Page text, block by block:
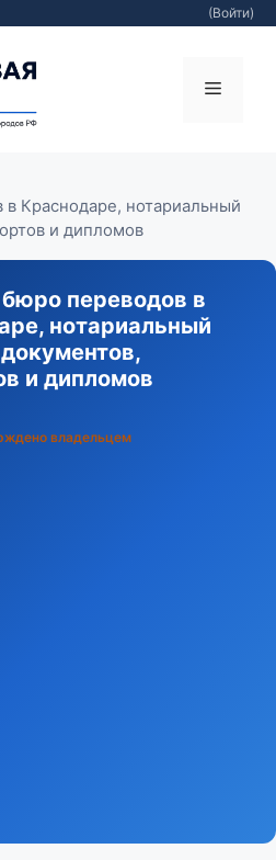
(Войти)
Меню
Краснодаре, нотариальный
и дипломов
переводов в
нотариальный
и дипломов
владельцем